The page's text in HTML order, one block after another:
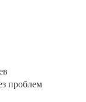
проблем